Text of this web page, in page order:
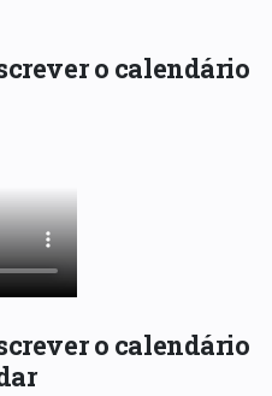
o calendário
o calendário